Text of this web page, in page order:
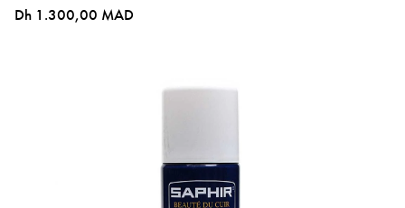
Dh 1.300,00 MAD